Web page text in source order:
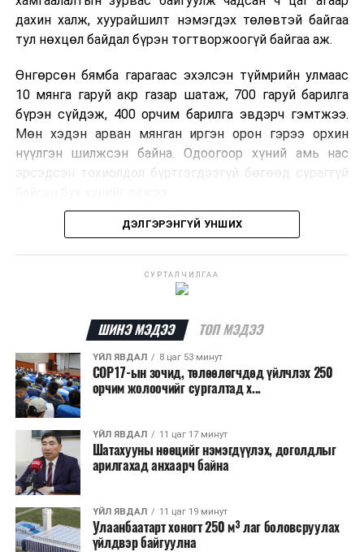
дахин халж, хуурайшилт нэмэгдэх төлөвтэй байгаа
тул нөхцөл байдал бүрэн тогтворжоогүй байгаа аж.
Өнгөрсөн бямба гарагаас эхэлсэн түймрийн улмаас
10 мянга гаруй акр газар шатаж, 700 гаруй барилга
бүрэн сүйдэж, 400 орчим барилга эвдэрч гэмтжээ.
Мөн хэдэн арван мянган иргэн орон гэрээ орхин
нүүлгэн шилжсэн байна. Одоогоор хүний амь нас
эрсэдсэн тохиолдол бүртгэгдээгүй бөгөөд сураггүй
Албаныхны мэдээлснээр түймрийн нэг голомтыг
шатаасан гэх үндэслэлээр эрүүгийн хэрэг үүсгэн
шалтгааныг үргэлжлүүлэн тогтоож байгаа бөгөөд
аянгын улмаас үүсээгүй гэж үзэж байгаа аж.
Одоогоор АНУ даяар 13 мужид 90 гаруй томоохон ой,
хээрийн түймэр идэвхтэй үргэлжилж байгаагийн
талаас илүү нь Орегон болон Вашингтон мужид
бүртгэгдсэн байна. Цаг уурын байгууллагууд ойрын
өдрүүдэд агаарын температур дахин огцом
нэмэгдэж, хуурайшилт эрчимжих төлөвтэй байгааг
анхааруулсан бөгөөд энэ нь гал унтраах ажиллагаанд
шинэ сорилт учруулж болзошгүйг онцолжээ.
ДЭЛГЭРЭНГҮЙ УНШИХ
СУРТАЛЧИЛГАА
ШИНЭ МЭДЭЭ ТОП МЭДЭЭ
ҮЙЛ ЯВДАЛ 8 цаг 53 минут
COP17-ын зочид, төлөөлөгчдөд үйлчлэх 250
орчим жолоочийг сургалтад х...
ҮЙЛ ЯВДАЛ 11 цаг 17 минут
Шатахууны нөөцийг нэмэгдүүлэх, доголдлыг
арилгахад анхаарч байна
ҮЙЛ ЯВДАЛ 11 цаг 19 минут
Улаанбаатарт хоногт 250 м³ лаг боловсруулах
үйлдвэр байгуулна